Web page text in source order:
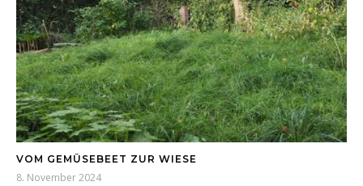
VOM GEMÜSEBEET ZUR WIESE
8. November 2024